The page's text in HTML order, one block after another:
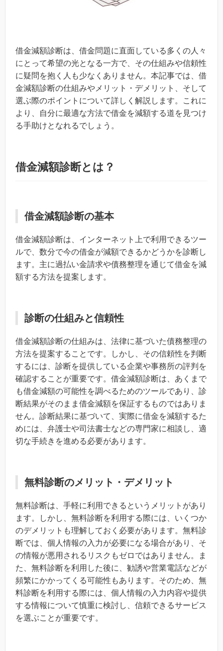
借金減額診断は、借金問題に直面している多くの人々
にとって希望の光となる一方で、その仕組みや信頼性
に疑問を抱く人も少なくありません。本記事では、借
金減額診断の仕組みやメリット・デメリット、そして
選ぶ際のポイントについて詳しく解説します。これに
より、自分に最適な方法で借金を減額する道を見つけ
る手助けとなれるでしょう。
借金減額診断とは？
借金減額診断の基本
借金減額診断は、インターネット上で利用できるツー
ルで、数分で今の借金が減額できるかどうかを診断し
ます。主に過払い金請求や債務整理を通じて借金を減
額する方法を提案します。
診断の仕組みと信頼性
借金減額診断の仕組みは、法律に基づいた債務整理の
方法を提案することです。しかし、その信頼性を判断
するには、診断を提供している企業や事務所の評判を
確認することが重要です。借金減額診断は、あくまで
も借金減額の可能性を調べるためのツールであり、診
断結果がそのまま借金減額を保証するものではありま
せん。診断結果に基づいて、実際に借金を減額するた
めには、弁護士や司法書士などの専門家に相談し、適
切な手続きを進める必要があります。
無料診断のメリット・デメリット
無料診断は、手軽に利用できるというメリットがあり
ます。しかし、無料診断を利用する際には、いくつか
のデメリットも理解しておく必要があります。無料診
断では、個人情報の入力が必要になる場合があり、そ
の情報が悪用されるリスクもゼロではありません。ま
た、無料診断を利用した後に、勧誘や営業電話などが
頻繁にかかってくる可能性もあります。そのため、無
料診断を利用する際には、個人情報の入力内容や提供
する情報について慎重に検討し、信頼できるサービス
を選ぶことが重要です。